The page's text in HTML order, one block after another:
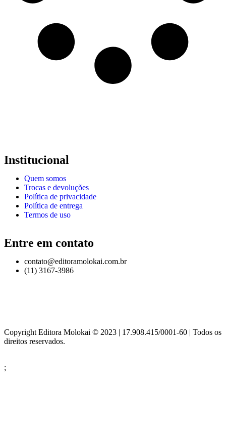
Institucional
Quem somos
Trocas e devoluções
Política de privacidade
Política de entrega
Termos de uso
Entre em contato
contato@editoramolokai.com.br
(11) 3167-3986
Copyright Editora Molokai © 2023 | 17.908.415/0001-60 | Todos os
direitos reservados.
;